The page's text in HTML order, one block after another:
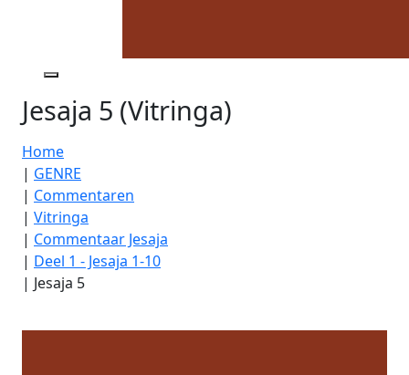
Jesaja 5 (Vitringa)
Home
| GENRE
| Commentaren
| Vitringa
| Commentaar Jesaja
| Deel 1 - Jesaja 1-10
| Jesaja 5